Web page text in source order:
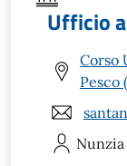
Ufficio
Corso
Pesco
Nunzia